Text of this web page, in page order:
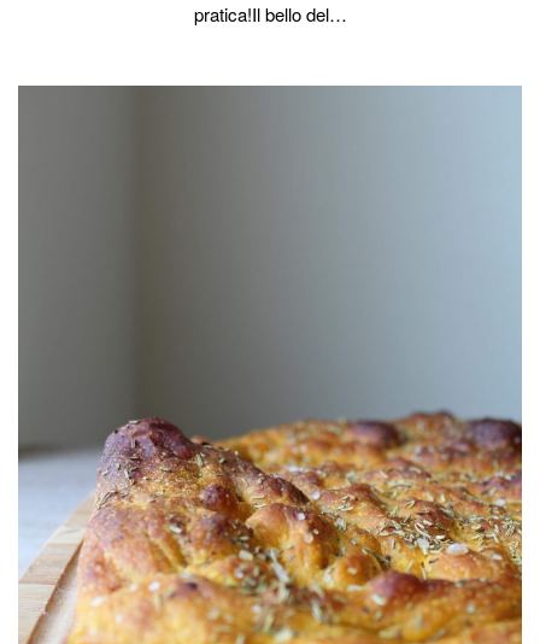
pratica!Il bello del…